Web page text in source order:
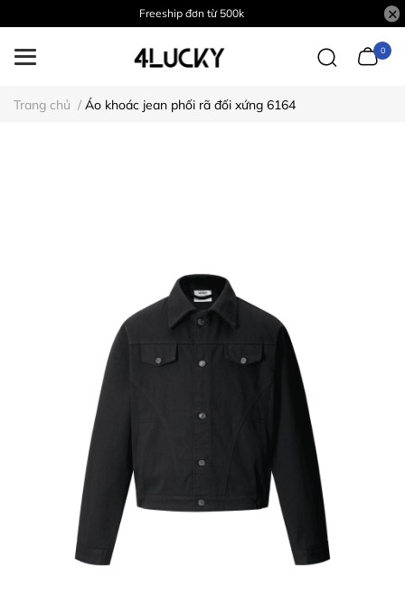
Freeship đơn từ 500k
0
Trang chủ / Áo khoác jean phối rã đối xứng 6164